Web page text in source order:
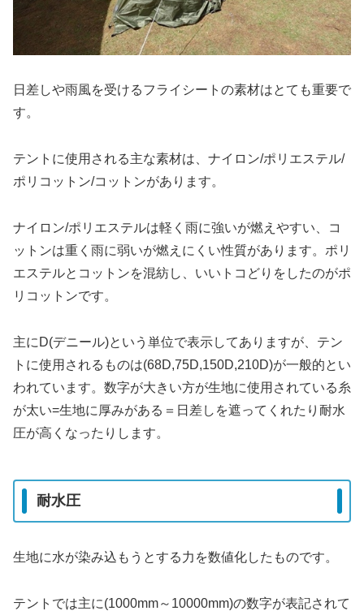
日差しや雨風を受けるフライシートの素材はとても重要で
す。
テントに使用される主な素材は、ナイロン/ポリエステル/
ポリコットン/コットンがあります。
ナイロン/ポリエステルは軽く雨に強いが燃えやすい、コ
ットンは重く雨に弱いが燃えにくい性質があります。ポリ
エステルとコットンを混紡し、いいトコどりをしたのがポ
リコットンです。
主にD(デニール)という単位で表示してありますが、テン
トに使用されるものは(68D,75D,150D,210D)が一般的とい
われています。数字が大きい方が生地に使用されている糸
が太い=生地に厚みがある＝日差しを遮ってくれたり耐水
圧が高くなったりします。
耐水圧
生地に水が染み込もうとする力を数値化したものです。
テントでは主に(1000mm～10000mm)の数字が表記されて